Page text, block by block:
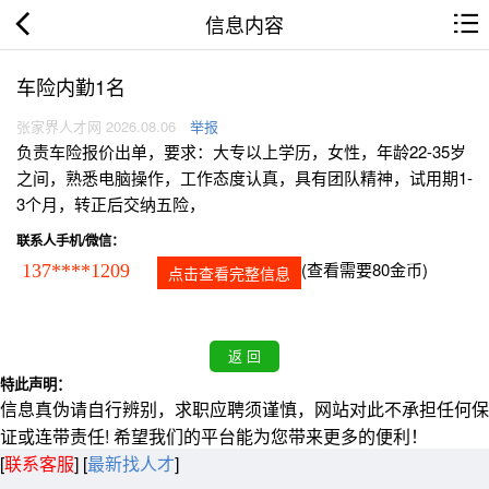
信息内容
车险内勤1名
张家界人才网 2026.08.06 举报
负责车险报价出单，要求：大专以上学历，女性，年龄22-35岁
之间，熟悉电脑操作，工作态度认真，具有团队精神，试用期1-
3个月，转正后交纳五险，
联系人手机/微信：
137****1209 点击查看完整信息 (查看需要80金币)
特此声明：
信息真伪请自行辨别，求职应聘须谨慎，网站对此不承担任何保
证或连带责任! 希望我们的平台能为您带来更多的便利！
[联系客服] [最新找人才]